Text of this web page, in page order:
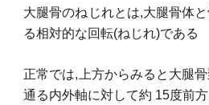
大腿骨のねじれとは,大腿骨体
る相対的な回転(ねじれ)である
正常では,上方からみると大腿
通る内外軸に対して約 15度前方